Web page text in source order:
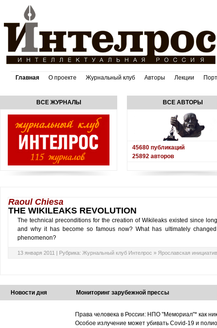
Главная О проекте Журнальный клуб Авторы Лекции
ВСЕ ЖУРНАЛЫ ВСЕ АВТОРЫ
45680 публикаций
25892 авторов
Raoul Chiesa
THE WIKILEAKS REVOLUTION
The technical preconditions for the creation of Wikileaks existed since
and why it has become so famous now? What has ultimately
phenomenon?
13 января 2011 | Рубрика: Журнальный клуб Интелрос » Ярославская
Новости дня Мониторинг зарубежной прессы
Права человека в России: НПО "Мемориал"* как
Особое излучение может убивать Covid-19 и